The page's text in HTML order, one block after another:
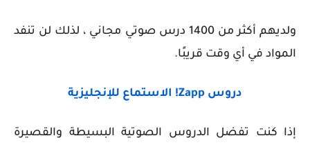
ولديهم أكثر من 1400 درس صوتي مجاني ، لذلك لن تنفد
المواد في أي وقت قريبًا.
دروس Zapp! الاستماع للإنجليزية
إذا كنت تفضل الدروس الصوتية البسيطة والقصيرة